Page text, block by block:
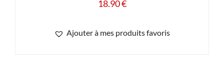
18.90€
Ajouter à mes produits favoris